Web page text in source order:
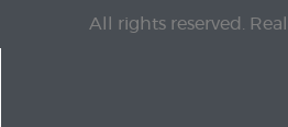
All rights reserved.